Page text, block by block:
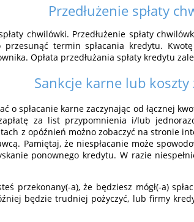
Przedłużenie spłaty
chwilówki. Przedłużenie spłaty
termin spłacania kredytu.
Opłata przedłużania spłaty kredytu
Sankcje karne lub koszty
o spłacanie karne zaczynając od łącznej
za list przypomnienia i/lub
z opóźnień możno zobaczyć na stronie
Pamiętaj, że niespłacanie może
ponownego kredytu. W razie
przekonany(-a), że będziesz mógł(-a)
będzie trudniej pożyczyć, lub firmy